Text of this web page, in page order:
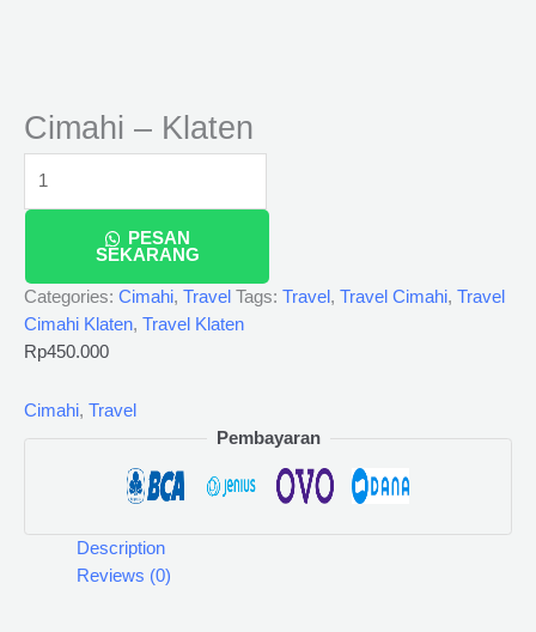
Cimahi – Klaten
PESAN
SEKARANG
Categories: Cimahi, Travel Tags: Travel , Travel Cimahi, Travel
Cimahi Klaten, Travel Klaten
Rp450.000
Cimahi, Travel
Pembayaran
Description
Reviews (0)